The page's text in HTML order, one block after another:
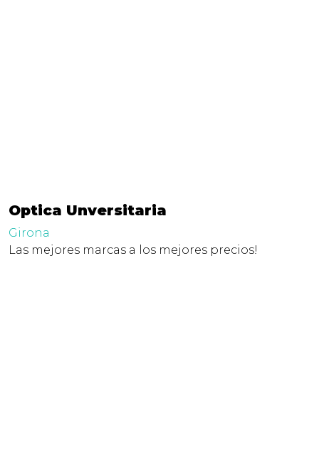
Optica Unversitaria
Girona
Las mejores marcas a los mejores precios!